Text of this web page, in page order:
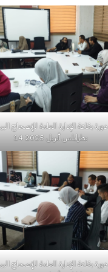
دورة بقاعة الإدارة العامة للإصحاح
بطرابلس أبريل 2025 14
دورة بقاعة الإدارة العامة للإصحاح